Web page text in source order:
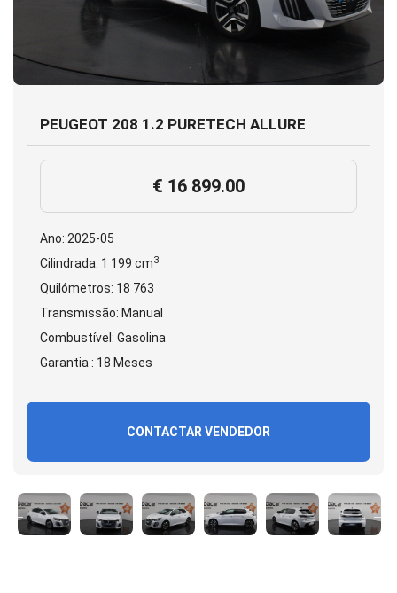
PEUGEOT 208 1.2 PURETECH ALLURE
€ 16 899.00
Ano: 2025-05
Cilindrada: 1 199 cm3
Quilómetros: 18 763
Transmissão: Manual
Combustível: Gasolina
Garantia : 18 Meses
CONTACTAR VENDEDOR